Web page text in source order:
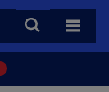
CAUTA
TOATE